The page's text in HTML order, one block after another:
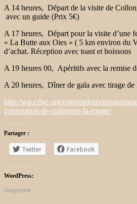
A 14 heures, Départ de la visite de
avec un guide (Prix 5€)
A 17 heures, Départ pour la visite d’une
« La Butte aux Oies » ( 5 km environ du
d’achat. Réception avec toast et boissons
A 19 heures 00, Apéritifs avec la remise
A 20 heures, Dîner de gala avec tirage
http://wp.cdxc.org/conventions/
convention-de-collonges-la-rouge/
Partager :
Twitter Facebook
WordPress:
chargement…